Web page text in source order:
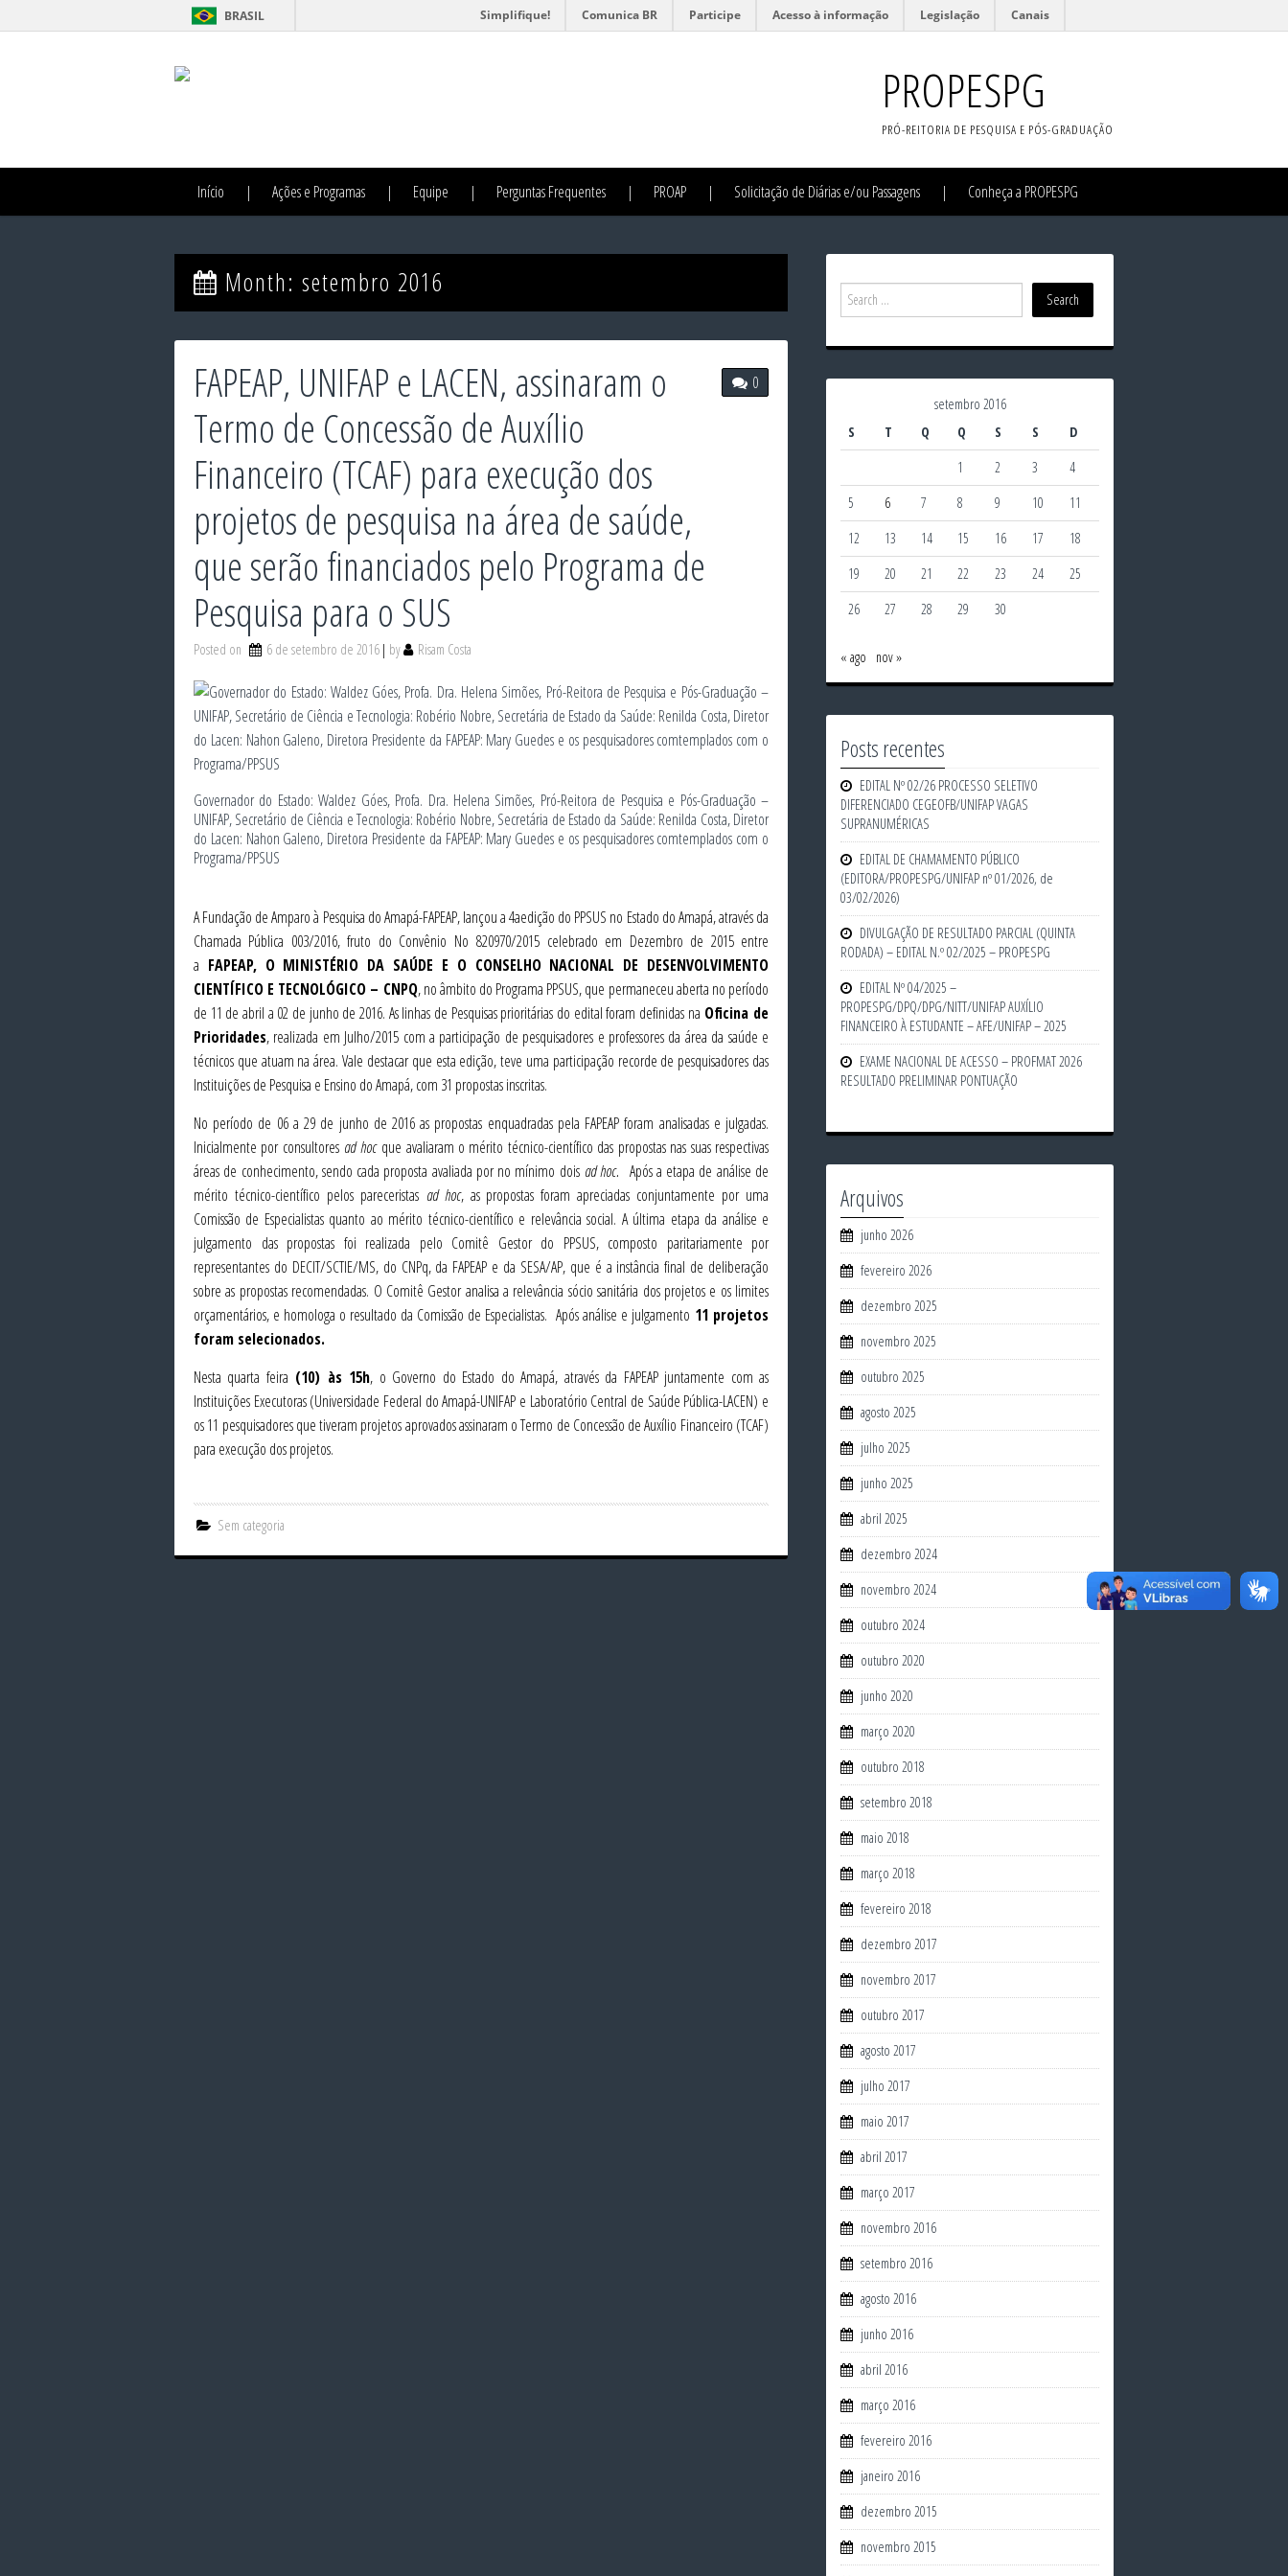
BRASIL Simplifique! Comunica BR Participe Acesso à informação Legislação Canais
PROPESPG
PRÓ-REITORIA DE PESQUISA E PÓS-GRADUAÇÃO
Início Ações e Programas Equipe Perguntas Frequentes PROAP Solicitação de Diárias e/ou Passagens Conheça a PROPESPG
Month: setembro 2016
0
FAPEAP, UNIFAP e LACEN, assinaram o
Termo de Concessão de Auxílio
Financeiro (TCAF) para execução dos
projetos de pesquisa na área de saúde,
que serão financiados pelo Programa de
Pesquisa para o SUS
Posted on 6 de setembro de 2016 by Risam Costa
Governador do Estado: Waldez Góes, Profa. Dra. Helena Simões, Pró-Reitora de Pesquisa e Pós-Graduação –
UNIFAP, Secretário de Ciência e Tecnologia: Robério Nobre, Secretária de Estado da Saúde: Renilda Costa, Diretor
do Lacen: Nahon Galeno, Diretora Presidente da FAPEAP: Mary Guedes e os pesquisadores comtemplados com o
Programa/PPSUS
A Fundação de Amparo à Pesquisa do Amapá-FAPEAP, lançou a 4aedição do PPSUS no Estado do Amapá, através da
Chamada Pública 003/2016, fruto do Convênio No 820970/2015 celebrado em Dezembro de 2015 entre
a FAPEAP, O MINISTÉRIO DA SAÚDE E O CONSELHO NACIONAL DE DESENVOLVIMENTO
CIENTÍFICO E TECNOLÓGICO – CNPQ, no âmbito do Programa PPSUS, que permaneceu aberta no período
de 11 de abril a 02 de junho de 2016. As linhas de Pesquisas prioritárias do edital foram definidas na Oficina de
Prioridades, realizada em Julho/2015 com a participação de pesquisadores e professores da área da saúde e
técnicos que atuam na área. Vale destacar que esta edição, teve uma participação recorde de pesquisadores das
Instituições de Pesquisa e Ensino do Amapá, com 31 propostas inscritas.
No período de 06 a 29 de junho de 2016 as propostas enquadradas pela FAPEAP foram analisadas e julgadas.
Inicialmente por consultores ad hoc que avaliaram o mérito técnico-científico das propostas nas suas respectivas
áreas de conhecimento, sendo cada proposta avaliada por no mínimo dois ad hoc. Após a etapa de análise de
mérito técnico-científico pelos pareceristas ad hoc, as propostas foram apreciadas conjuntamente por uma
Comissão de Especialistas quanto ao mérito técnico-científico e relevância social. A última etapa da análise e
julgamento das propostas foi realizada pelo Comitê Gestor do PPSUS, composto paritariamente por
representantes do DECIT/SCTIE/MS, do CNPq, da FAPEAP e da SESA/AP, que é a instância final de deliberação
sobre as propostas recomendadas. O Comitê Gestor analisa a relevância sócio sanitária dos projetos e os limites
orçamentários, e homologa o resultado da Comissão de Especialistas. Após análise e julgamento 11 projetos
foram selecionados.
Nesta quarta feira (10) às 15h, o Governo do Estado do Amapá, através da FAPEAP juntamente com as
Instituições Executoras (Universidade Federal do Amapá-UNIFAP e Laboratório Central de Saúde Pública-LACEN) e
os 11 pesquisadores que tiveram projetos aprovados assinaram o Termo de Concessão de Auxílio Financeiro (TCAF)
para execução dos projetos.
Sem categoria
setembro 2016
S
T Q Q S S
D
1
2 3
4
5
6 7 8 9 10
11
12
13 14 15 16 17
18
19
20 21 22 23 24
25
26
27 28 29 30
« ago nov »
Posts recentes
EDITAL Nº 02/26 PROCESSO SELETIVO
DIFERENCIADO CEGEOFB/UNIFAP VAGAS
SUPRANUMÉRICAS
EDITAL DE CHAMAMENTO PÚBLICO
(EDITORA/PROPESPG/UNIFAP nº 01/2026, de
03/02/2026)
DIVULGAÇÃO DE RESULTADO PARCIAL (QUINTA
RODADA) – EDITAL N.º 02/2025 – PROPESPG
EDITAL Nº 04/2025 –
PROPESPG/DPQ/DPG/NITT/UNIFAP AUXÍLIO
FINANCEIRO À ESTUDANTE – AFE/UNIFAP – 2025
EXAME NACIONAL DE ACESSO – PROFMAT 2026
RESULTADO PRELIMINAR PONTUAÇÃO
Arquivos
junho 2026
fevereiro 2026
dezembro 2025
novembro 2025
outubro 2025
agosto 2025
julho 2025
junho 2025
abril 2025
dezembro 2024
novembro 2024
outubro 2024
outubro 2020
junho 2020
março 2020
outubro 2018
setembro 2018
maio 2018
março 2018
fevereiro 2018
dezembro 2017
novembro 2017
outubro 2017
agosto 2017
julho 2017
maio 2017
abril 2017
março 2017
novembro 2016
setembro 2016
agosto 2016
junho 2016
abril 2016
março 2016
fevereiro 2016
janeiro 2016
dezembro 2015
novembro 2015